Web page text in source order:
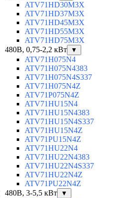
ATV71HD30M3X
ATV71HD37M3X
ATV71HD45M3X
ATV71HD55M3X
ATV71HD75M3X
480В, 0,75-2,2 кВт
▼
ATV71H075N4
ATV71H075N4383
ATV71H075N4S337
ATV71H075N4Z
ATV71P075N4Z
ATV71HU15N4
ATV71HU15N4383
ATV71HU15N4S337
ATV71HU15N4Z
ATV71PU15N4Z
ATV71HU22N4
ATV71HU22N4383
ATV71HU22N4S337
ATV71HU22N4Z
ATV71PU22N4Z
480В, 3-5,5 кВт
▼